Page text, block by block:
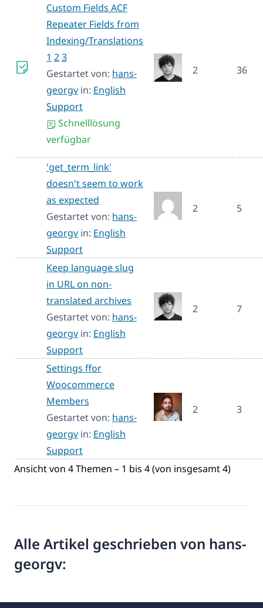
Custom Fields ACF
Repeater Fields from
Indexing/Translations
1 23
Gestartet von: hans-
georgv in: English
Support
Schnelllösung
verfügbar
2 36
'get_term_link'
doesn't seem to work
as expected
Gestartet von: hans-
georgv in: English
Support
2 5
Keep language slug
in URL on non-
translated archives
Gestartet von: hans-
georgv in: English
Support
2 7
Settings ffor
Woocommerce
Members
Gestartet von: hans-
georgv in: English
Support
2 3
Ansicht von 4 Themen – 1 bis 4 (von insgesamt 4)
Alle Artikel geschrieben von hans-
georgv: